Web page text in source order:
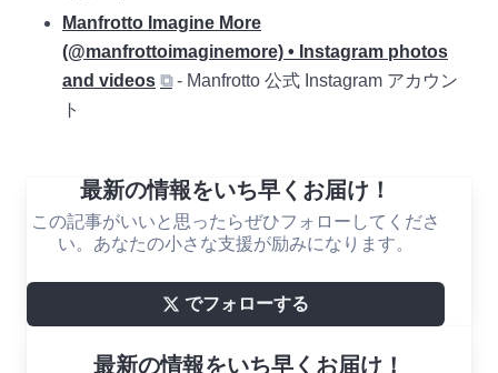
Manfrotto Imagine More
(@manfrottoimaginemore) • Instagram photos
and videos ⧉- Manfrotto 公式 Instagram アカウン
ト
最新の情報をいち早くお届け！
この記事がいいと思ったらぜひフォローしてくださ
い。あなたの小さな支援が励みになります。
でフォローする
最新の情報をいち早くお届け！